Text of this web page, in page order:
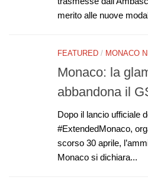
merito alle nuove
FEATURED / MONACO
Monaco: la
abbandona il
Dopo il lancio ufficiale
#ExtendedMonaco,
scorso 30 aprile,
Monaco si dichiara...